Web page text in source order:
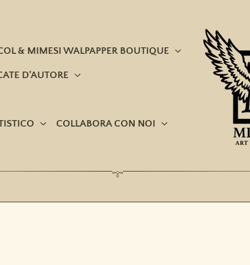
& MIMESI WALPAPPER BOUTIQUE
D’AUTORE
COLLABORA CON NOI